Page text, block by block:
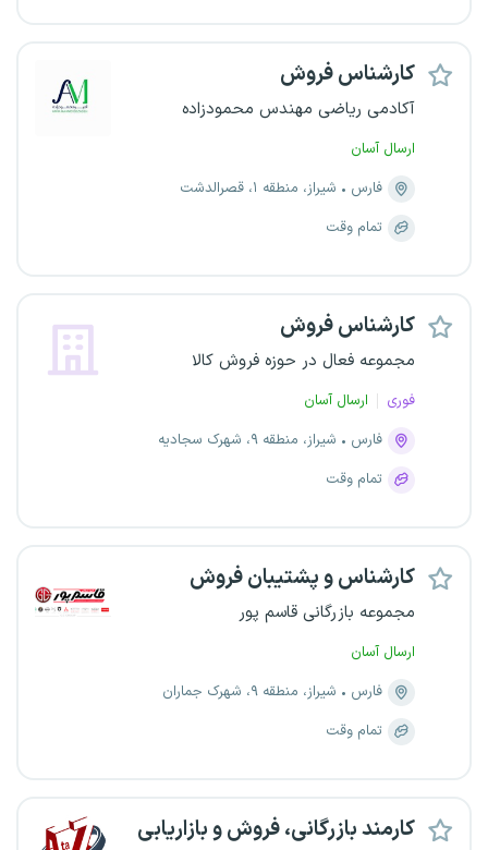
کارشناس فروش
آکادمی ریاضی مهندس محمودزاده
ارسال آسان
فارس
شیراز، منطقه ۱، قصرالدشت
تمام وقت
کارشناس فروش
مجموعه فعال در حوزه فروش کالا
فوری
ارسال آسان
فارس
شیراز، منطقه ۹، شهرک سجادیه
تمام وقت
کارشناس و پشتیبان فروش
مجموعه بازرگانی قاسم پور
ارسال آسان
فارس
شیراز، منطقه ۹، شهرک جماران
تمام وقت
کارمند بازرگانی، فروش و بازاریابی